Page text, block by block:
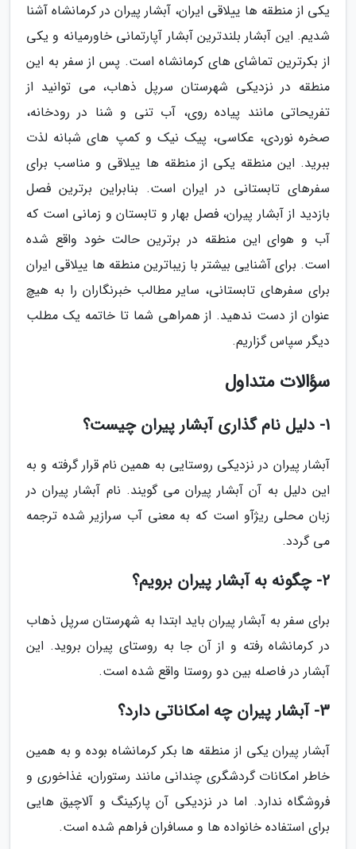
یکی از منطقه ها ییلاقی ایران، آبشار پیران در کرمانشاه آشنا
شدیم. این آبشار بلندترین آبشار آپارتمانی خاورمیانه و یکی
از بکرترین تماشای های کرمانشاه است. پس از سفر به این
منطقه در نزدیکی شهرستان سرپل ذهاب، می توانید از
تفریحاتی مانند پیاده روی، آب تنی و شنا در رودخانه،
صخره نوردی، عکاسی، پیک نیک و کمپ های شبانه لذت
ببرید. این منطقه یکی از منطقه ها ییلاقی و مناسب برای
سفرهای تابستانی در ایران است. بنابراین برترین فصل
بازدید از آبشار پیران، فصل بهار و تابستان و زمانی است که
آب و هوای این منطقه در برترین حالت خود واقع شده
است. برای آشنایی بیشتر با زیباترین منطقه ها ییلاقی ایران
برای سفرهای تابستانی، سایر مطالب خبرنگاران را به هیچ
عنوان از دست ندهید. از همراهی شما تا خاتمه یک مطلب
دیگر سپاس گزاریم.
سؤالات متداول
1- دلیل نام گذاری آبشار پیران چیست؟
آبشار پیران در نزدیکی روستایی به همین نام قرار گرفته و به
این دلیل به آن آبشار پیران می گویند. نام آبشار پیران در
زبان محلی ریژآو است که به معنی آب سرازیر شده ترجمه
می گردد.
2- چگونه به آبشار پیران برویم؟
برای سفر به آبشار پیران باید ابتدا به شهرستان سرپل ذهاب
در کرمانشاه رفته و از آن جا به روستای پیران بروید. این
آبشار در فاصله بین دو روستا واقع شده است.
3- آبشار پیران چه امکاناتی دارد؟
آبشار پیران یکی از منطقه ها بکر کرمانشاه بوده و به همین
خاطر امکانات گردشگری چندانی مانند رستوران، غذاخوری و
فروشگاه ندارد. اما در نزدیکی آن پارکینگ و آلاچیق هایی
برای استفاده خانواده ها و مسافران فراهم شده است.